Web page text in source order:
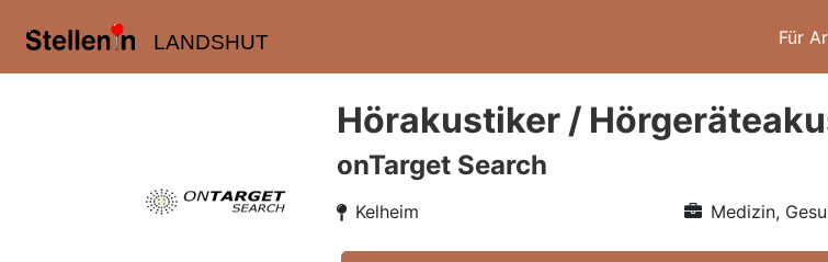
LANDSHUT Für
Hörakustiker /
onTarget Search
Kelheim Medizin,